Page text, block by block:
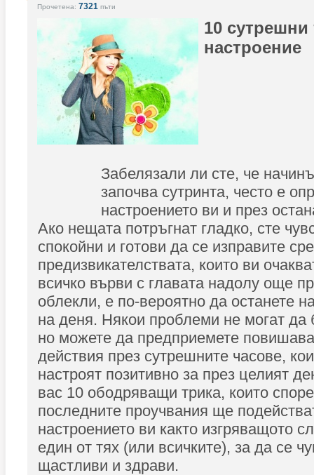
Прочетена: 7321 пъти
10 сутрешни
настроение
Забелязали ли сте, че
започва сутринта, често е
настроението ви и през
Ако нещата потръгнат гладко, сте
спокойни и готови да се изправите
предизвикателствата, които ви
всичко върви с главата надолу още
облекли, е по-вероятно да останете
на деня. Някои проблеми не могат да
но можете да предприемете
действия през сутрешните часове,
настроят позитивно за през целият
вас 10 ободряващи трика, които
последните проучвания ще
настроението ви както изгряващото
един от тях (или всичките), за да се
щастливи и здрави.